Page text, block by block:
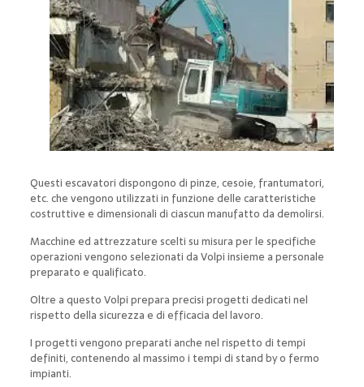
Questi escavatori dispongono di pinze, cesoie, frantumatori,
etc. che vengono utilizzati in funzione delle caratteristiche
costruttive e dimensionali di ciascun manufatto da demolirsi.
Macchine ed attrezzature scelti su misura per le specifiche
operazioni vengono selezionati da Volpi insieme a personale
preparato e qualificato.
Oltre a questo Volpi prepara precisi progetti dedicati nel
rispetto della sicurezza e di efficacia del lavoro.
I progetti vengono preparati anche nel rispetto di tempi
definiti, contenendo al massimo i tempi di stand by o fermo
impianti.